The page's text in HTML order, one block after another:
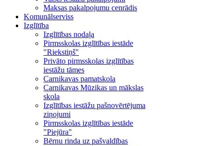
Maksas pakalpojumu cenrādis
Komunālserviss
Izglītība
Izglītības nodaļa
Pirmsskolas izglītības iestāde
"Riekstiņš"
Privāto pirmsskolas izglītības
iestāžu tāmes
Carnikavas pamatskola
Carnikavas Mūzikas un mākslas
skola
Izglītības iestāžu pašnovērtējuma
ziņojumi
Pirmsskolas izglītības iestāde
"Piejūra"
Bērnu rinda uz pašvaldības